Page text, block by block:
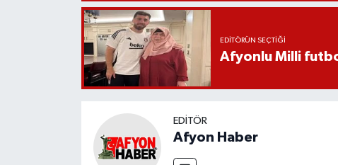
EDITÖRÜN SEÇTIĞI
Afyonlu Milli
EDITÖR
Afyon Haber